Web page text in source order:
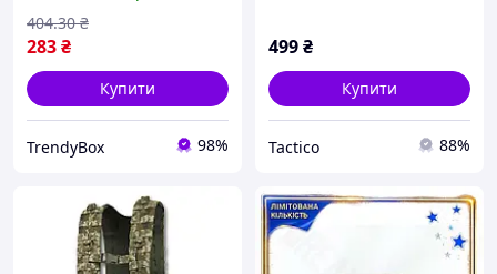
розвантаження box2
283₴
404.30 ₴
Купити
TrendyBox 98%
Velcro _tdo
499₴
Купити
Tactico 88%